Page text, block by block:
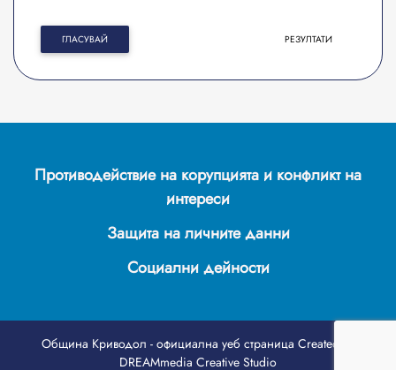
ГЛАСУВАЙ РЕЗУЛТАТИ
Противодействие на корупцията и конфликт на
интереси
Защита на личните данни
Социални дейности
Община Криводол - официална уеб страница Created by
DREAMmedia Creative Studio